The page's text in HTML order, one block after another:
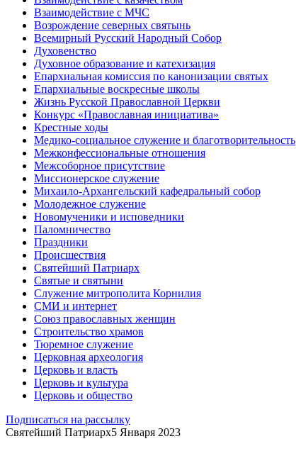
Взаимодействие с МЧС
Возрождение северных святынь
Всемирный Русский Народный Собор
Духовенство
Духовное образование и катехизация
Епархиальная комиссия по канонизации святых
Епархиальные воскресные школы
Жизнь Русской Православной Церкви
Конкурс «Православная инициатива»
Крестные ходы
Медико-социальное служение и благотворительность
Межконфессиональные отношения
Межсоборное присутствие
Миссионерское служение
Михаило-Архангельский кафедральный собор
Молодежное служение
Новомученики и исповедники
Паломничество
Праздники
Происшествия
Святейший Патриарх
Святые и святыни
Служение митрополита Корнилия
СМИ и интернет
Союз православных женщин
Строительство храмов
Тюремное служение
Церковная археология
Церковь и власть
Церковь и культура
Церковь и общество
Подписаться на рассылку
Святейший Патриарх5 Января 2023